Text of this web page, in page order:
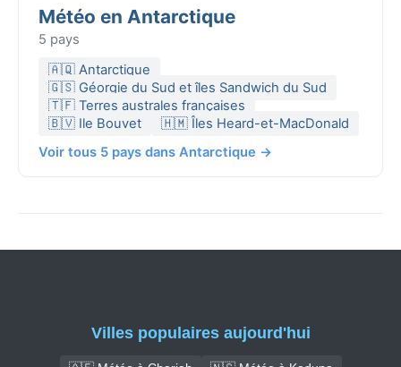
Météo en Antarctique
5 pays
🇦🇶 Antarctique
🇬🇸 Géorgie du Sud et îles Sandwich du Sud
🇹🇫 Terres australes françaises
🇧🇻 Ile Bouvet
🇭🇲 Îles Heard-et-MacDonald
Voir tous 5 pays dans Antarctique →
Villes populaires aujourd'hui